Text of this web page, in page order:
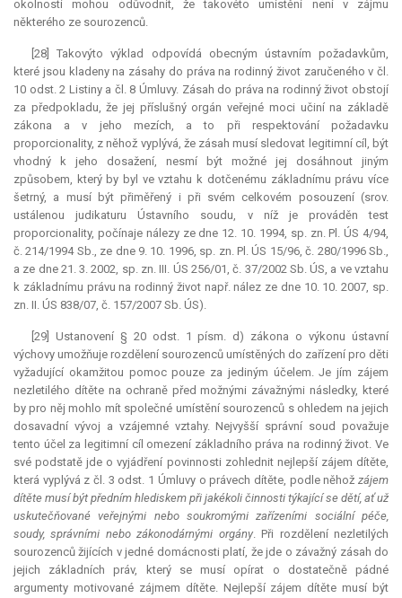
okolnosti mohou odůvodnit, že takovéto umístění není v zájmu
některého ze sourozenců.
[28] Takovýto výklad odpovídá obecným ústavním požadavkům,
které jsou kladeny na zásahy do práva na rodinný život zaručeného v čl.
10 odst. 2 Listiny a čl. 8 Úmluvy. Zásah do práva na rodinný život obstojí
za předpokladu, že jej příslušný orgán veřejné moci učiní na základě
zákona a v jeho mezích, a to při respektování požadavku
proporcionality, z něhož vyplývá, že zásah musí sledovat legitimní cíl, být
vhodný k jeho dosažení, nesmí být možné jej dosáhnout jiným
způsobem, který by byl ve vztahu k dotčenému základnímu právu více
šetrný, a musí být přiměřený i při svém celkovém posouzení (srov.
ustálenou judikaturu Ústavního soudu, v níž je prováděn test
proporcionality, počínaje nálezy ze dne 12. 10. 1994, sp. zn. Pl. ÚS 4/94,
č. 214/1994 Sb., ze dne 9. 10. 1996, sp. zn. Pl. ÚS 15/96, č. 280/1996 Sb.,
a ze dne 21. 3. 2002, sp. zn. III. ÚS 256/01, č. 37/2002 Sb. ÚS, a ve vztahu
k základnímu právu na rodinný život např. nález ze dne 10. 10. 2007, sp.
zn. II. ÚS 838/07, č. 157/2007 Sb. ÚS).
[29] Ustanovení § 20 odst. 1 písm. d) zákona o výkonu ústavní
výchovy umožňuje rozdělení sourozenců umístěných do zařízení pro děti
vyžadující okamžitou pomoc pouze za jediným účelem. Je jím zájem
nezletilého dítěte na ochraně před možnými závažnými následky, které
by pro něj mohlo mít společné umístění sourozenců s ohledem na jejich
dosavadní vývoj a vzájemné vztahy. Nejvyšší správní soud považuje
tento účel za legitimní cíl omezení základního práva na rodinný život. Ve
své podstatě jde o vyjádření povinnosti zohlednit nejlepší zájem dítěte,
která vyplývá z čl. 3 odst. 1 Úmluvy o právech dítěte, podle něhož zájem
dítěte musí být předním hlediskem při jakékoli činnosti týkající se dětí, ať už
uskutečňované veřejnými nebo soukromými zařízeními sociální péče,
soudy, správními nebo zákonodárnými orgány. Při rozdělení nezletilých
sourozenců žijících v jedné domácnosti platí, že jde o závažný zásah do
jejich základních práv, který se musí opírat o dostatečně pádné
argumenty motivované zájmem dítěte. Nejlepší zájem dítěte musí být